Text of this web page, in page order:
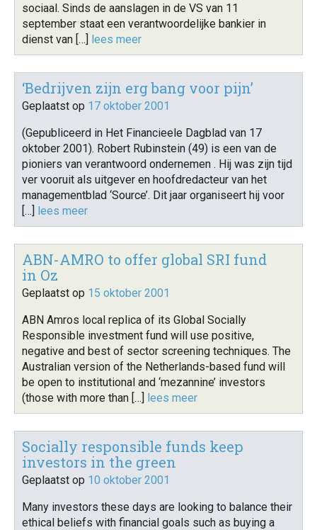
sociaal. Sinds de aanslagen in de VS van 11
september staat een verantwoordelijke bankier in
dienst van […] lees meer
‘Bedrijven zijn erg bang voor pijn’
Geplaatst op 17 oktober 2001
(Gepubliceerd in Het Financieele Dagblad van 17
oktober 2001). Robert Rubinstein (49) is een van de
pioniers van verantwoord ondernemen . Hij was zijn tijd
ver vooruit als uitgever en hoofdredacteur van het
managementblad ‘Source’. Dit jaar organiseert hij voor
[…] lees meer
ABN-AMRO to offer global SRI fund
in Oz
Geplaatst op 15 oktober 2001
ABN Amros local replica of its Global Socially
Responsible investment fund will use positive,
negative and best of sector screening techniques. The
Australian version of the Netherlands-based fund will
be open to institutional and ‘mezannine’ investors
(those with more than […] lees meer
Socially responsible funds keep
investors in the green
Geplaatst op 10 oktober 2001
Many investors these days are looking to balance their
ethical beliefs with financial goals such as buying a